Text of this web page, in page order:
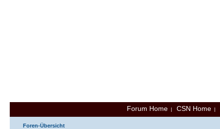
Forum Home | CSN Home |
Foren-Übersicht